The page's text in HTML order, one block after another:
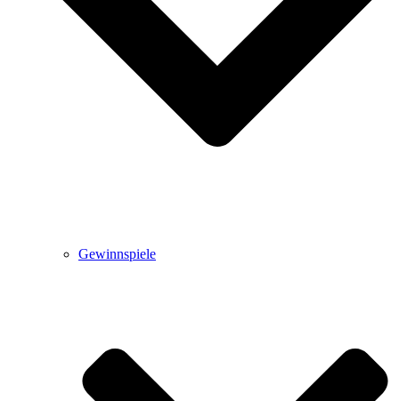
Gewinnspiele